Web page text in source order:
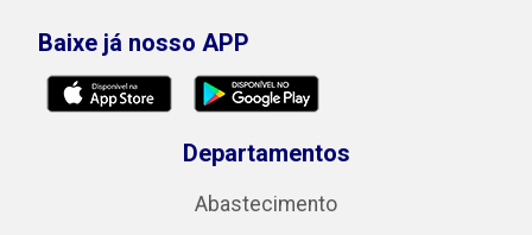
Baixe já nosso APP
Departamentos
Abastecimento